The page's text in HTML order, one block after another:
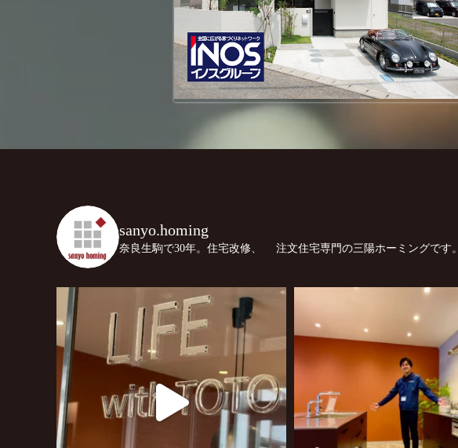
sanyo.homing
奈良生駒で30年。住宅改修、 注文住宅専門の三陽ホーミングです。